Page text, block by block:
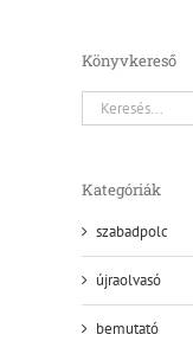
Könyvkereső
Kategóriák
szabadpolc
újraolvasó
bemutató